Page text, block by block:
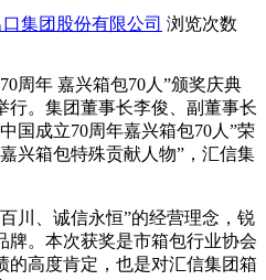
集团股份有限公司 浏览次数
周年 嘉兴箱包70人”颁奖庆典
行。集团董事长李俊、副董事长
国成立70周年嘉兴箱包70人”荣
兴箱包特殊贡献人物”，汇信集
川、诚信永恒”的经营理念，锐
牌。本次获奖是市箱包行业协会
的高度肯定，也是对汇信集团箱